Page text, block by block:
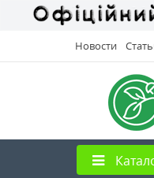
Новости